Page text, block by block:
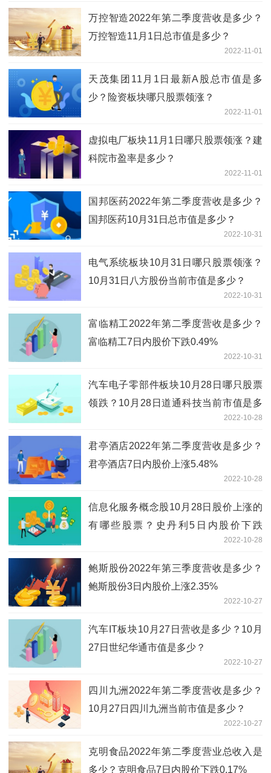
万控智造2022年第二季度营收是多少？
万控智造11月1日总市值是多少？
2022-11-01
天茂集团11月1日最新A股总市值是多
少？险资板块哪只股票领涨？
2022-11-01
虚拟电厂板块11月1日哪只股票领涨？建
科院市盈率是多少？
2022-11-01
国邦医药2022年第二季度营收是多少？
国邦医药10月31日总市值是多少？
2022-10-31
电气系统板块10月31日哪只股票领涨？
10月31日八方股份当前市值是多少？
2022-10-31
富临精工2022年第二季度营收是多少？
富临精工7日内股价下跌0.49%
2022-10-31
汽车电子零部件板块10月28日哪只股票
领跌？10月28日道通科技当前市值是多
2022-10-28
君亭酒店2022年第二季度营收是多少？
君亭酒店7日内股价上涨5.48%
2022-10-28
信息化服务概念股10月28日股价上涨的
有哪些股票？史丹利5日内股价下跌
2022-10-28
鲍斯股份2022年第三季度营收是多少？
鲍斯股份3日内股价上涨2.35%
2022-10-27
汽车IT板块10月27日营收是多少？10月
27日世纪华通市值是多少？
2022-10-27
四川九洲2022年第二季度营收是多少？
10月27日四川九洲当前市值是多少？
2022-10-27
克明食品2022年第二季度营业总收入是
多少？克明食品7日内股价下跌0.17%